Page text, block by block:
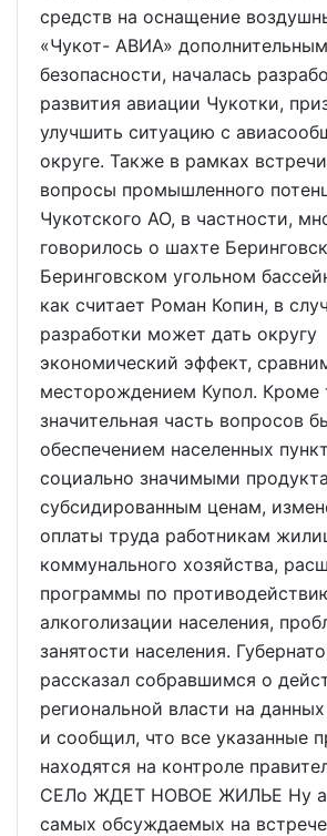
средств на оснащение
«Чукот- АВИА»
безопасности, началась
развития авиации Чукотки,
улучшить ситуацию с
округе. Также в рамках
вопросы промышленного
Чукотского АО, в частности,
говорилось о шахте
Беринговском угольном
как считает Роман Копин, в
разработки может дать округу
экономический эффект,
месторождением Купол. Кроме
значительная часть вопросов
обеспечением населенных
социально значимыми
субсидированным ценам,
оплаты труда работникам
коммунального хозяйства,
программы по
алкоголизации населения,
занятости населения.
рассказал собравшимся о
региональной власти на
и сообщил, что все указанные
находятся на контроле
СЕЛо ЖДЕТ НОВОЕ ЖИЛЬЕ Ну а
самых обсуждаемых на